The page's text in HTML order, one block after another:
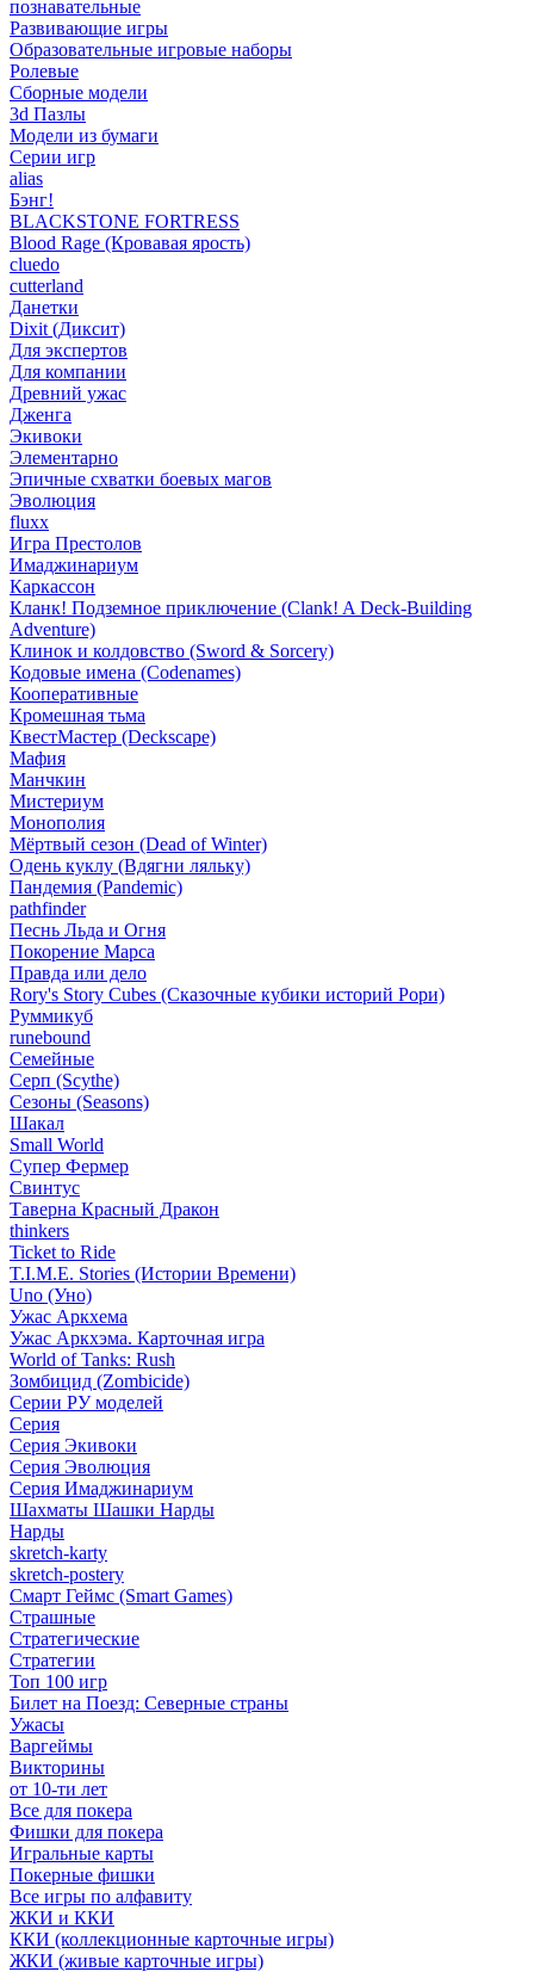
познавательные
Развивающие игры
Образовательные игровые наборы
Ролевые
Сборные модели
3d Пазлы
Модели из бумаги
Серии игр
alias
Бэнг!
BLACKSTONE FORTRESS
Blood Rage (Кровавая ярость)
cluedo
cutterland
Данетки
Dixit (Диксит)
Для экспертов
Для компании
Древний ужас
Дженга
Экивоки
Элементарно
Эпичные схватки боевых магов
Эволюция
fluxx
Игра Престолов
Имаджинариум
Каркассон
Кланк! Подземное приключение (Clank! A Deck-Building
Adventure)
Клинок и колдовство (Sword & Sorcery)
Кодовые имена (Codenames)
Кооперативные
Кромешная тьма
КвестМастер (Deckscape)
Мафия
Манчкин
Мистериум
Монополия
Мёртвый сезон (Dead of Winter)
Одень куклу (Вдягни ляльку)
Пандемия (Pandemic)
pathfinder
Песнь Льда и Огня
Покорение Марса
Правда или дело
Rory's Story Cubes (Сказочные кубики историй Рори)
Руммикуб
runebound
Семейные
Серп (Scythe)
Сезоны (Seasons)
Шакал
Small World
Супер Фермер
Свинтус
Таверна Красный Дракон
thinkers
Ticket to Ride
T.I.M.E. Stories (Истории Времени)
Uno (Уно)
Ужас Аркхема
Ужас Аркхэма. Карточная игра
World of Tanks: Rush
Зомбицид (Zombicide)
Серии РУ моделей
Серия
Серия Экивоки
Серия Эволюция
Серия Имаджинариум
Шахматы Шашки Нарды
Нарды
skretch-karty
skretch-postery
Смарт Геймс (Smart Games)
Страшные
Стратегические
Стратегии
Топ 100 игр
Билет на Поезд: Северные страны
Ужасы
Варгеймы
Викторины
от 10-ти лет
Все для покера
Фишки для покера
Игральные карты
Покерные фишки
Все игры по алфавиту
ЖКИ и ККИ
ККИ (коллекционные карточные игры)
ЖКИ (живые карточные игры)